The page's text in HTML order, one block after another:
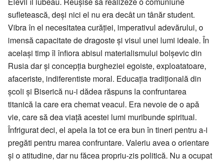
sufletească, deși nici el nu era decât un tânăr student.
Vibra în el necesitatea curăției, imperativul adevărului, o
imensă capacitate de dragoste și visul unei lumi ideale. În
același timp îl înfiora abisul materialismului bolșevic din
Rusia dar și concepția burgheziei egoiste, exploatatoare,
afaceriste, indiferentiste moral. Educația tradițională din
școli și Biserică nu-i dădea răspuns la confruntarea
titanică la care era chemat veacul. Era nevoie de o apă
vie, care să dea viață acestei lumi muribunde spiritual.
Înfrigurat deci, el apela la tot ce era bun în tineri pentru a-i
pregăti pentru marea confruntare. Valeriu avea o orientare
și o atitudine, dar nu făcea propriu-zis politică. Nu a ocupat